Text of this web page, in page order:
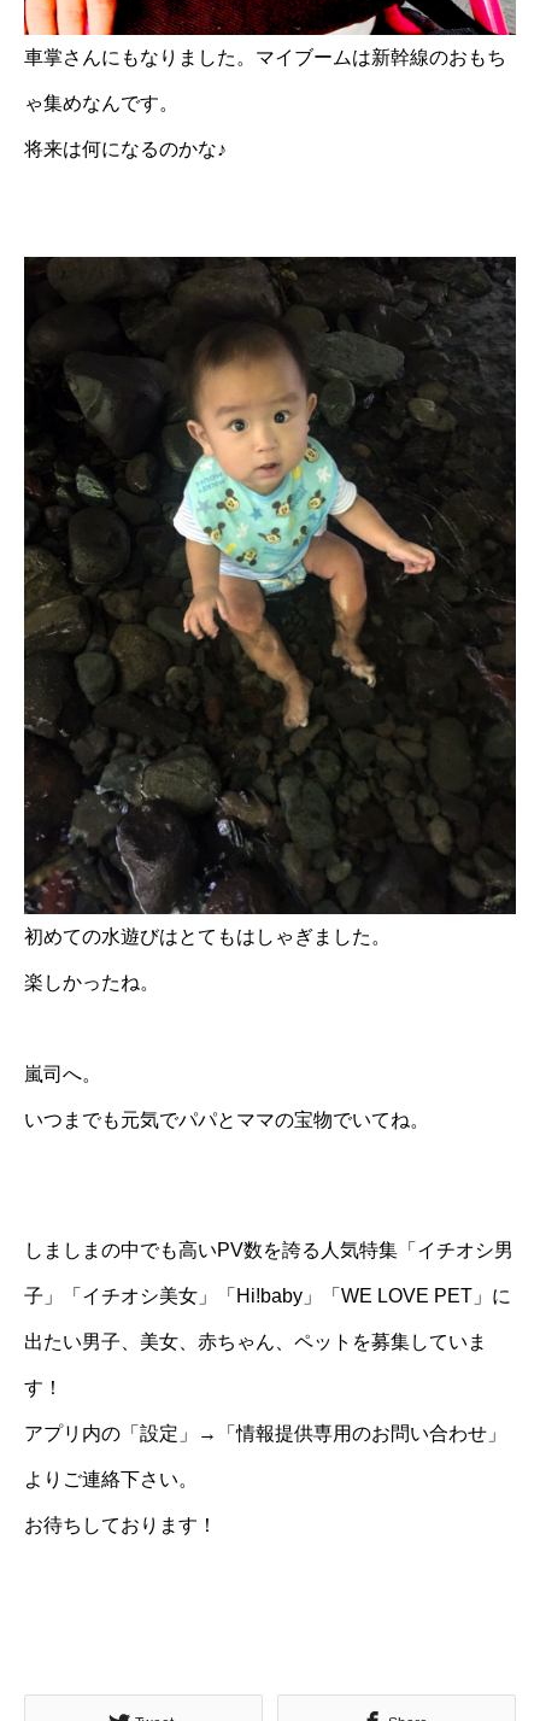
車掌さんにもなりました。マイブームは新幹線のおもち
ゃ集めなんです。
将来は何になるのかな♪
初めての水遊びはとてもはしゃぎました。
楽しかったね。
嵐司へ。
いつまでも元気でパパとママの宝物でいてね。
しましまの中でも高いPV数を誇る人気特集「イチオシ男
子」「イチオシ美女」「Hi!baby」「WE LOVE PET」に
出たい男子、美女、赤ちゃん、ペットを募集していま
す！
アプリ内の「設定」→「情報提供専用のお問い合わせ」
よりご連絡下さい。
お待ちしております！